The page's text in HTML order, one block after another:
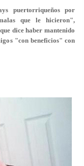
puertorriqueños por
que le hicieron",
dice haber mantenido
"con beneficios" con